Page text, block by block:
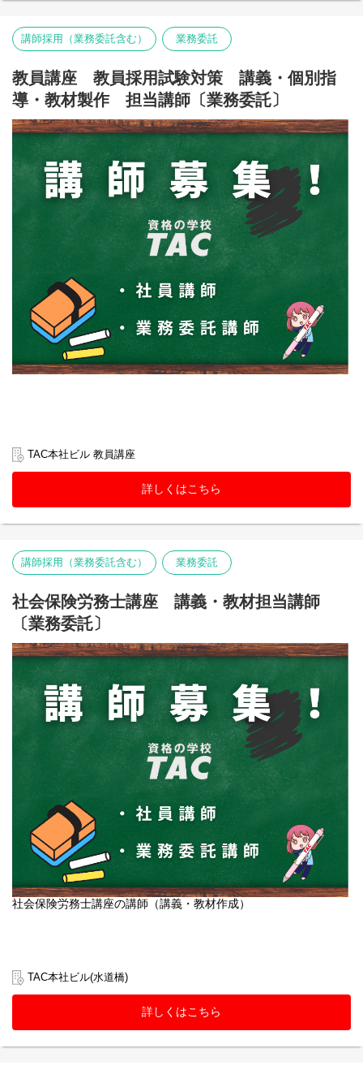
講師採用（業務委託含む） 業務委託
教員講座 教員採用試験対策 講義・個別指
導・教材製作 担当講師〔業務委託〕
TAC本社ビル 教員講座
詳しくはこちら
講師採用（業務委託含む） 業務委託
社会保険労務士講座 講義・教材担当講師
〔業務委託〕
社会保険労務士講座の講師（講義・教材作成）
TAC本社ビル(水道橋)
詳しくはこちら